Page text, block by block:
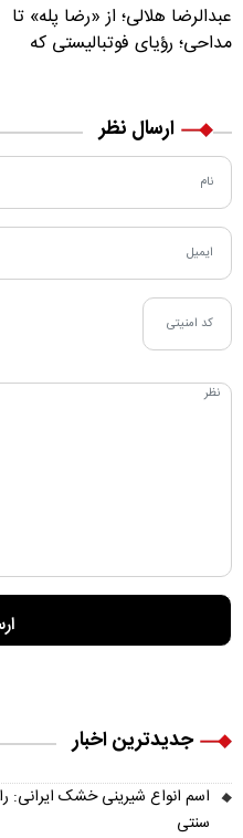
عبدالرضا هلالی؛ از «رضا پله» تا
مداحی؛ رؤیای فوتبالیستی که
ارسال نظر
جدیدترین اخبار
اسم انواع شیرینی خشک ایرانی:
سنتی